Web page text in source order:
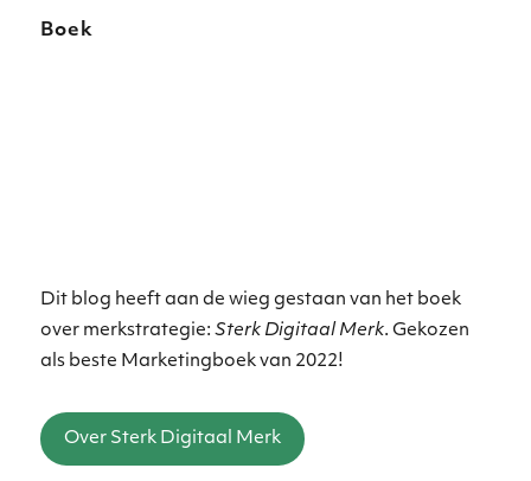
Boek
Dit blog heeft aan de wieg gestaan van het boek
over merkstrategie:Sterk Digitaal Merk. Gekozen
als beste Marketingboek van 2022!
Over Sterk Digitaal Merk